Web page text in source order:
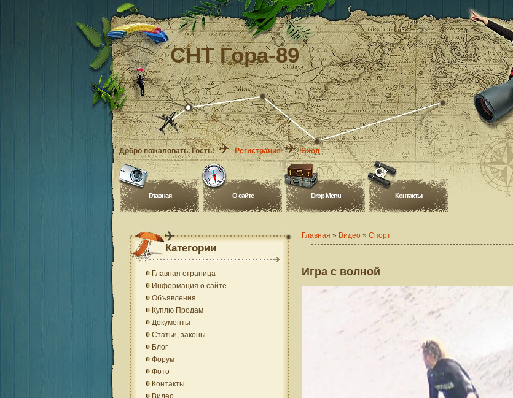
СНТ Гора-89
Добро пожаловать, Гость! Регистрация Вход
Главная O сайте Drop Menu Контакты
Главная » Видео » Спорт
Игра с волной
Категории
Главная страница
Информация о сайте
Объявления
Куплю Продам
Документы
Статьи, законы
Блог
Форум
Фото
Контакты
Видео